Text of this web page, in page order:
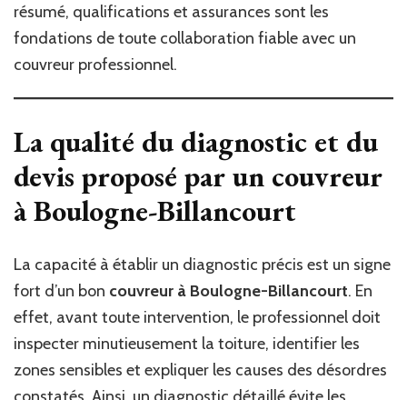
résumé, qualifications et assurances sont les
fondations de toute collaboration fiable avec un
couvreur professionnel.
La qualité du diagnostic et du
devis proposé par un couvreur
à Boulogne-Billancourt
La capacité à établir un diagnostic précis est un signe
fort d’un bon couvreur à Boulogne-Billancourt. En
effet, avant toute intervention, le professionnel doit
inspecter minutieusement la toiture, identifier les
zones sensibles et expliquer les causes des désordres